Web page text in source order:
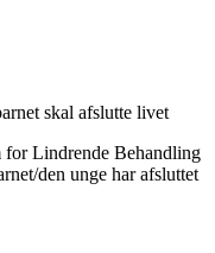
skal afslutte livet
Lindrende Behandling
den unge har afsluttet